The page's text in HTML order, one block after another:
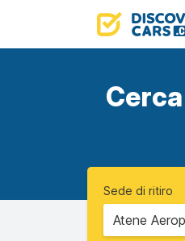
Sede di ritiro
Atene